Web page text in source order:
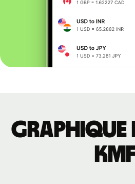
Graphique